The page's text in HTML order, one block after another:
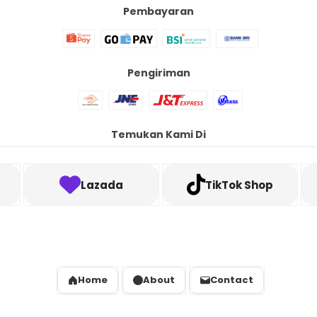
Pembayaran
Pengiriman
Temukan Kami Di
Lazada TikTok Shop
Home About Contact